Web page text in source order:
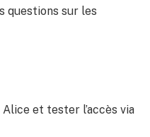
questions sur les
et tester l’accès via